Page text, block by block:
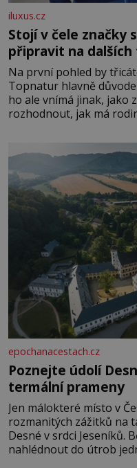
iluxus.cz
Stojí v čele značky
připravit na
Na první pohled by
Topnatur hlavně
ho ale vnímá jinak, jako
rozhodnout, jak má
epochanacestach.cz
Poznejte údolí
termální prameny
Jen málokteré místo v
rozmanitých zážitků na
Desné v srdci Jeseníků.
nahlédnout do útrob